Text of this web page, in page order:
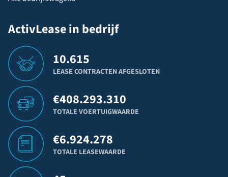
ActivLease in bedrijf
10.615
LEASE CONTRACTEN AFGESLOTEN
€408.293.310
TOTALE VOERTUIGWAARDE
€6.924.278
TOTALE LEASEWAARDE